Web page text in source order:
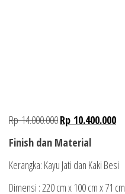
Rp14.000.000Rp 10.400.000
Finish dan Material
Kerangka: Kayu Jati dan Kaki Besi
Dimensi : 220 cm x 100 cm x 71 cm